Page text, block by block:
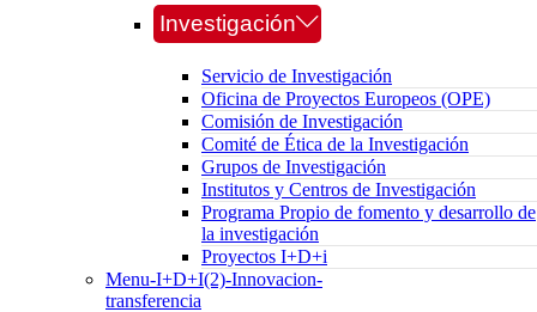
Investigación
Servicio de Investigación
Oficina de Proyectos Europeos (OPE)
Comisión de Investigación
Comité de Ética de la Investigación
Grupos de Investigación
Institutos y Centros de Investigación
Programa Propio de fomento y desarrollo de
la investigación
Proyectos I+D+i
Menu-I+D+I(2)-Innovacion-
transferencia